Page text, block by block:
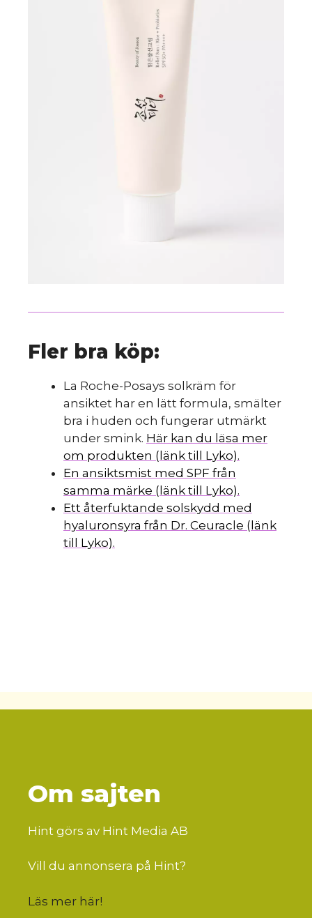
Fler bra köp:
La Roche-Posays solkräm för
ansiktet har en lätt formula, smälter
bra i huden och fungerar utmärkt
under smink. Här kan du läsa mer
om produkten (länk till Lyko).
En ansiktsmist med SPF från
samma märke (länk till Lyko).
Ett återfuktande solskydd med
hyaluronsyra från Dr. Ceuracle (länk
till Lyko).
Om sajten
Hint görs av Hint Media AB
Vill du annonsera på Hint?
Läs mer här!